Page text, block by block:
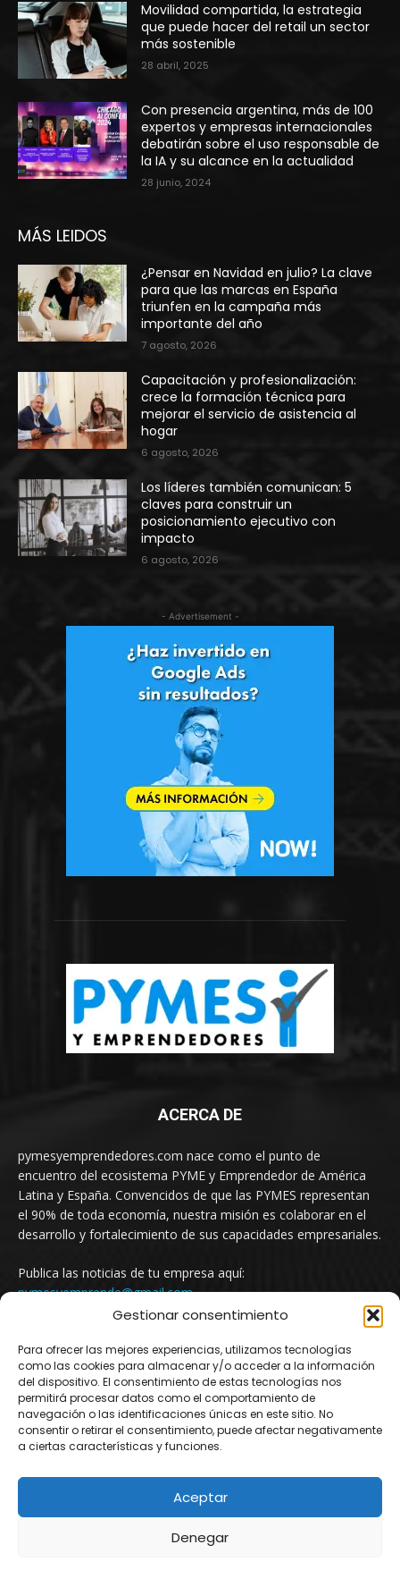
Gestionar consentimiento
Para ofrecer las mejores experiencias, utilizamos tecnologías
como las cookies para almacenar y/o acceder a la información
del dispositivo. El consentimiento de estas tecnologías nos
permitirá procesar datos como el comportamiento de
navegación o las identificaciones únicas en este sitio. No
consentir o retirar el consentimiento, puede afectar negativamente
a ciertas características y funciones.
Aceptar
Denegar
Movilidad compartida, la estrategia
que puede hacer del retail un sector
más sostenible
28 abril, 2025
Con presencia argentina, más de 100
expertos y empresas internacionales
debatirán sobre el uso responsable de
la IA y su alcance en la actualidad
28 junio, 2024
MÁS LEIDOS
¿Pensar en Navidad en julio? La clave
para que las marcas en España
triunfen en la campaña más
importante del año
7 agosto, 2026
Capacitación y profesionalización:
crece la formación técnica para
mejorar el servicio de asistencia al
hogar
6 agosto, 2026
Los líderes también comunican: 5
claves para construir un
posicionamiento ejecutivo con
impacto
6 agosto, 2026
- Advertisement -
ACERCA DE
pymesyemprendedores.com nace como el punto de
encuentro del ecosistema PYME y Emprendedor de América
Latina y España. Convencidos de que las PYMES representan
el 90% de toda economía, nuestra misión es colaborar en el
desarrollo y fortalecimiento de sus capacidades empresariales.
Publica las noticias de tu empresa aquí:
pymesyemprende@gmail.com
SÍGUENOS
© Newspaper WordPress Theme by TagDiv
Uruguay Chile